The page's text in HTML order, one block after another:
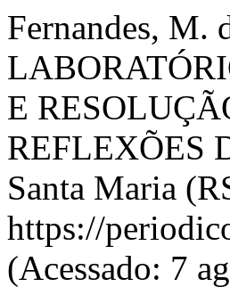
Fernandes, M.
E
REFLEXÕES
Santa Maria
https://
(Acessado: 7